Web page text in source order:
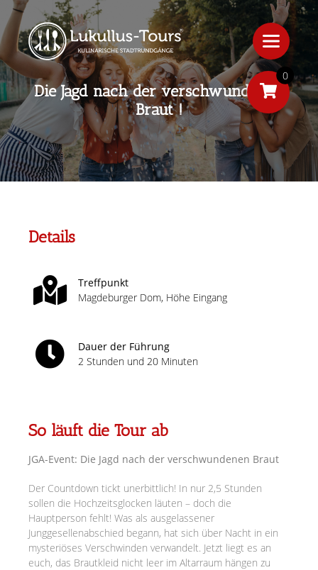
Die Jagd nach der verschwundenen
Braut !
Details
Treffpunkt
Magdeburger Dom, Höhe Eingang
Dauer der Führung
2 Stunden und 20 Minuten
So läuft die Tour ab
JGA-Event: Die Jagd nach der verschwundenen Braut
Der Countdown tickt unerbittlich! In nur 2,5 Stunden
sollen die Hochzeitsglocken läuten – doch die
Hauptperson fehlt! Was als ausgelassener
Junggesellenabschied begann, hat sich über Nacht in ein
mysteriöses Verschwinden verwandelt. Jetzt liegt es an
euch, das Brautkleid nicht leer im Altarraum hängen zu
0